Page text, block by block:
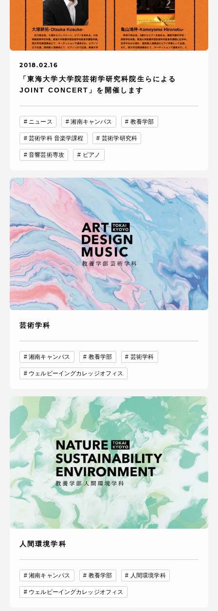
2018.02.16
「東海大学大学院芸術学研究科院生らによる
JOINT CONCERT」を開催します
ニュース 湘南キャンパス 教養学部
芸術学科 音楽学課程 芸術学研究科
音響芸術専攻 ピアノ
芸術学科
湘南キャンパス 教養学部 芸術学科
ウェルビーイングカレッジオフィス
人間環境学科
湘南キャンパス 教養学部 人間環境学科
ウェルビーイングカレッジオフィス